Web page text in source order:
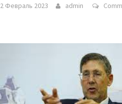
2 Февраль 2023 admin